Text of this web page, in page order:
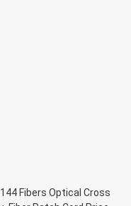
144 Fibers Optical Cross